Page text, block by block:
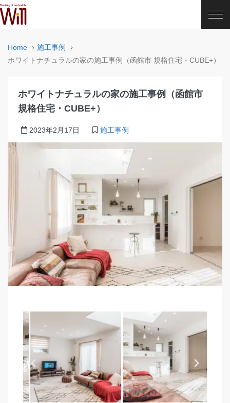
Home
施工事例
ホワイトナチュラルの家の施工事例（函館市 規格住宅・CUBE+）
ホワイトナチュラルの家の施工事例（函館市
規格住宅・CUBE+）
2023年2月17日 施工事例